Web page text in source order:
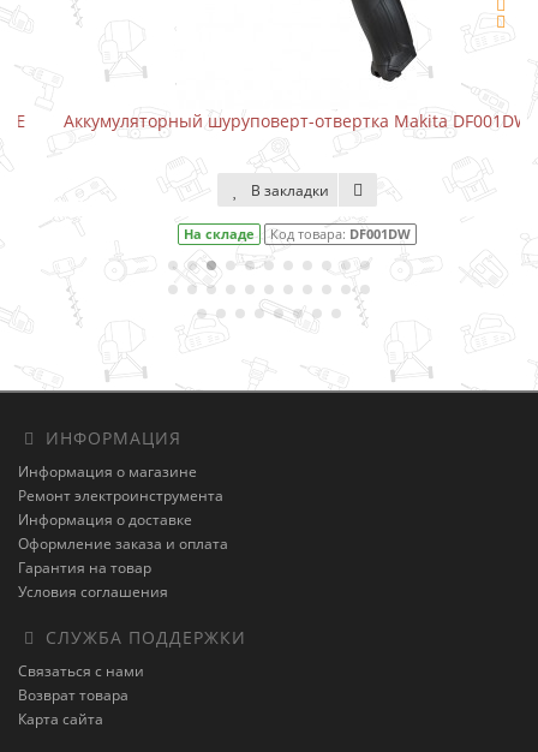
Аккумуляторный шуруповерт-отвертка Makita DF001DW
В закладки
На складе Код товара:DF001DW
ИНФОРМАЦИЯ
Информация о магазине
Ремонт электроинструмента
Информация о доставке
Оформление заказа и оплата
Гарантия на товар
Условия соглашения
СЛУЖБА ПОДДЕРЖКИ
Связаться с нами
Возврат товара
Карта сайта